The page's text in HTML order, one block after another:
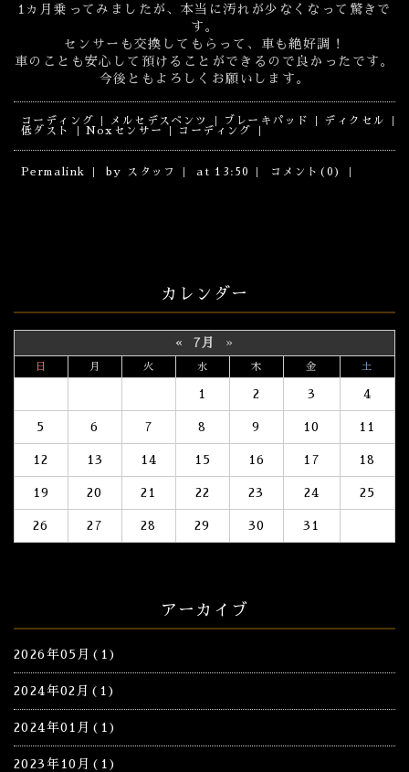
1ヵ月乗ってみましたが、本当に汚れが少なくなって驚きで
す。
センサーも交換してもらって、車も絶好調！
車のことも安心して預けることができるので良かったです。
今後ともよろしくお願いします。
コーディング メルセデスベンツ ブレーキパッド
ディクセル
低ダスト
Noxセンサー コーディング
Permalink by スタッフ at 13:50 コメント(0)
カレンダー
« 7月 »
日 月 火 水 木 金 土
1 2 3 4
5 6 7 8 9 10 11
12 13 14 15 16 17 18
19 20 21 22 23 24 25
26 27 28 29 30 31
アーカイブ
2026年05月(1)
2024年02月(1)
2024年01月(1)
2023年10月(1)